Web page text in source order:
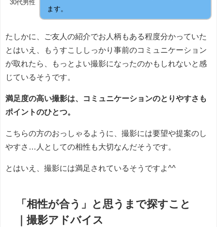
30代男性
ます。
たしかに、ご友人の紹介でお人柄もある程度分かっていた
とはいえ、もうすこししっかり事前のコミュニケーション
が取れたら、もっとよい撮影になったのかもしれないと感
じているそうです。
満足度の高い撮影は、コミュニケーションのとりやすさも
ポイントのひとつ。
こちらの方のおっしゃるように、撮影には要望や提案のし
やすさ…人としての相性も大切なんだそうです。
とはいえ、撮影には満足されているそうですよ^^
「相性が合う」と思うまで探すこと
｜撮影アドバイス